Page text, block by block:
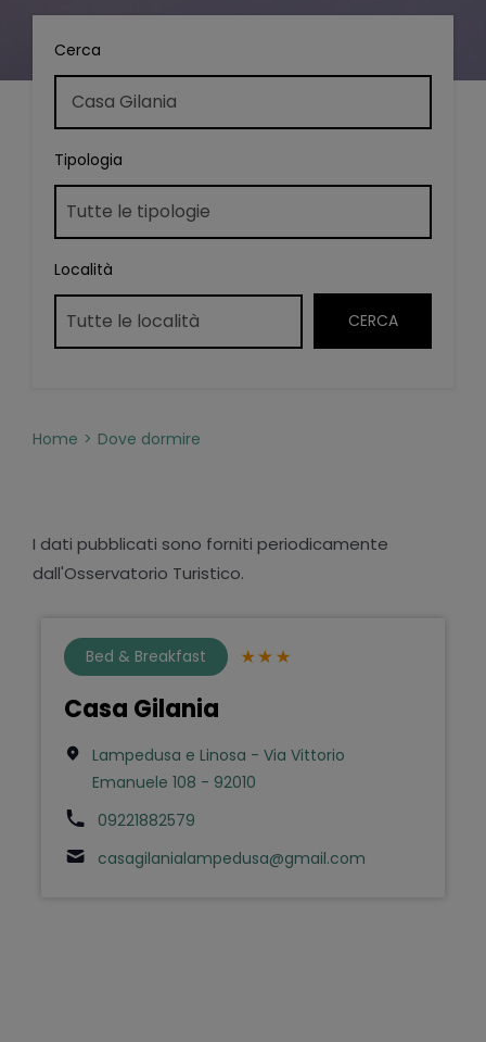
Cerca
Tipologia
Località
Home Dove dormire
I dati pubblicati sono forniti periodicamente
dall'Osservatorio Turistico.
Bed & Breakfast
Casa Gilania
Lampedusa e Linosa - Via Vittorio
Emanuele 108 - 92010
09221882579
casagilanialampedusa@gmail.com